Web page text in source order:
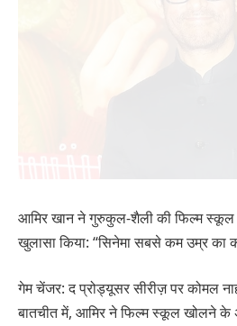
आमिर खान ने गुरुकुल-शैली की फिल्म
खुलासा किया: “सिनेमा सबसे कम उम्र का
गेम चेंजर: द प्रोड्यूसर सीरीज़ पर कोमल
बातचीत में, आमिर ने फिल्म स्कूल खोलने